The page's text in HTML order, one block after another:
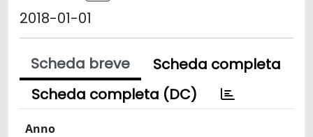
2018-01-01
Scheda breve
Scheda completa
Scheda completa (DC)
Anno